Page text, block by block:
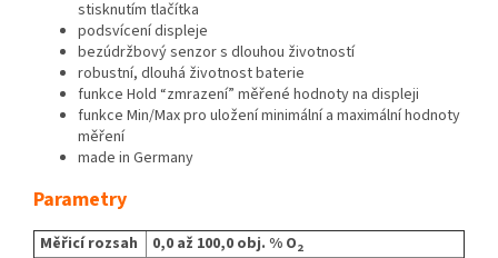
stisknutím tlačítka
podsvícení displeje
bezúdržbový senzor s dlouhou životností
robustní, dlouhá životnost baterie
funkce Hold “zmrazení” měřené hodnoty na displeji
funkce Min/Max pro uložení minimální a maximální hodnoty
měření
made in Germany
Parametry
Měřicí rozsah 0,0 až 100,0 obj. % O2